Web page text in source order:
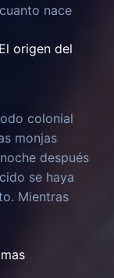
nace
origen del
colonial
monjas
después
se haya
Mientras